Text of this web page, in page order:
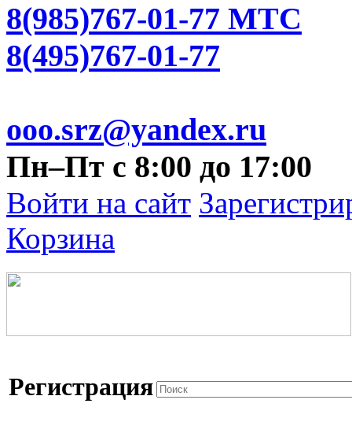
8(985)767-01-77 МТС
8(495)767-01-77
ooo.srz@yandex.ru
Пн–Пт с 8:00 до 17:00
Войти на сайт
Корзина
Регистрация